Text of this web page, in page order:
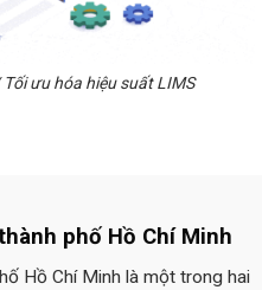
ưu hóa hiệu suất LIMS
phố Hồ Chí Minh
Hồ Chí Minh là một trong hai